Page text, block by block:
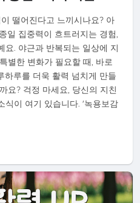
떨어진다고 느끼시나요? 아
일 집중력이 흐트러지는 경험,
요. 야근과 반복되는 일상에 지
별한 변화가 필요할 때, 바로
하루를 더욱 활력 넘치게 만들
요? 걱정 마세요, 당신의 지친
식이 여기 있습니다. '녹용보감